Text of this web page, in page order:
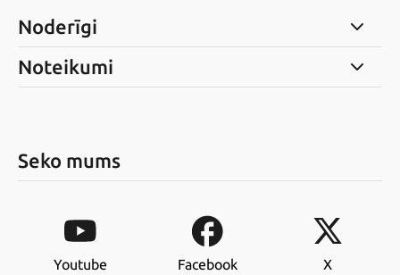
Noderīgi
Noteikumi
Seko mums
Youtube Facebook X